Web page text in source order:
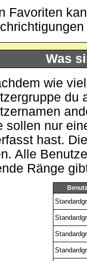
Favoriten
Was
wie
du
sollen nur
hast.
Alle
Ränge